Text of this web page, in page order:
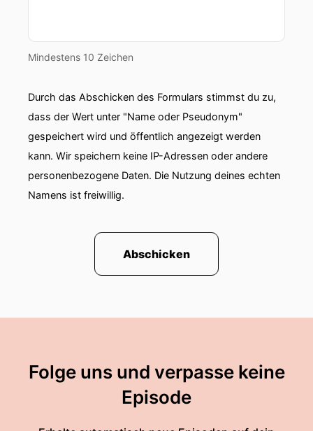
Mindestens 10 Zeichen
Durch das Abschicken des Formulars stimmst du zu,
dass der Wert unter "Name oder Pseudonym"
gespeichert wird und öffentlich angezeigt werden
kann. Wir speichern keine IP-Adressen oder andere
personenbezogene Daten. Die Nutzung deines echten
Namens ist freiwillig.
Abschicken
Folge uns und verpasse keine
Episode